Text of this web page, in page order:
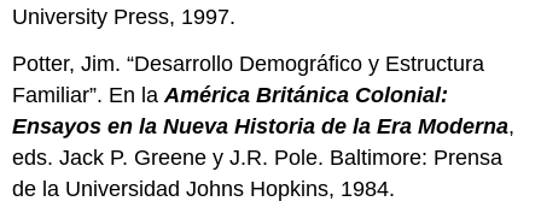
University Press, 1997.
Potter, Jim. “Desarrollo Demográfico y Estructura
Familiar”. En laAmérica Británica Colonial:
Ensayos en la Nueva Historia de la Era Moderna,
eds. Jack P. Greene y J.R. Pole. Baltimore: Prensa
de la Universidad Johns Hopkins, 1984.